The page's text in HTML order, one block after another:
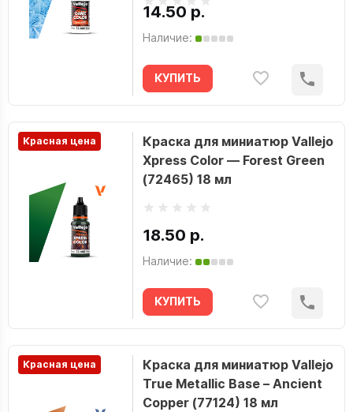
14.50 р.
Наличие:
КУПИТЬ
Красная цена
Краска для миниатюр Vallejo
Xpress Color — Forest Green
(72465) 18 мл
18.50 р.
Наличие:
КУПИТЬ
Красная цена
Краска для миниатюр Vallejo
True Metallic Base – Ancient
Copper (77124) 18 мл